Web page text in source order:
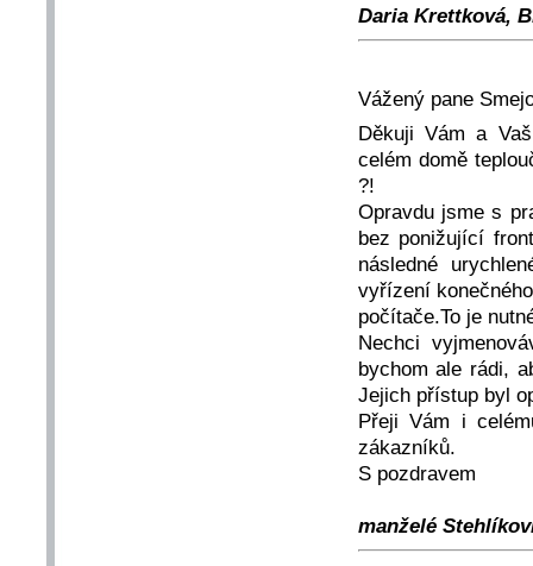
Daria Krettková,
Vážený pane
Děkuji Vám a
celém domě
?!
Opravdu jsme s
bez ponižující
následné
vyřízení
počítače.To je
Nechci
bychom ale rádi,
Jejich přístup byl
Přeji Vám i
zákazníků.
S pozdravem
manželé